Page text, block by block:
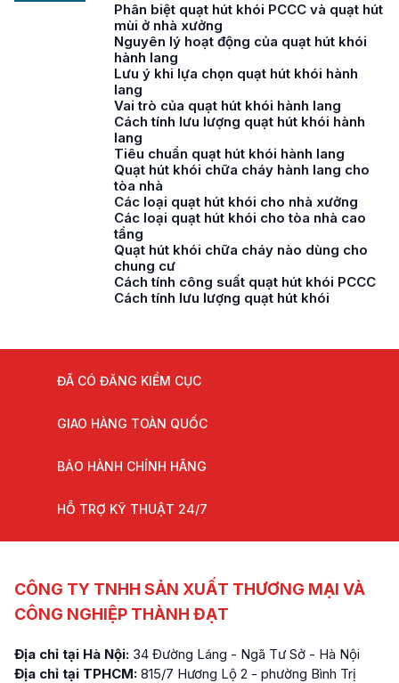
Phân biệt quạt hút khói PCCC và quạt hút
mùi ở nhà xưởng
Nguyên lý hoạt động của quạt hút khói
hành lang
Lưu ý khi lựa chọn quạt hút khói hành
lang
Vai trò của quạt hút khói hành lang
Cách tính lưu lượng quạt hút khói hành
lang
Tiêu chuẩn quạt hút khói hành lang
Quạt hút khói chữa cháy hành lang cho
tòa nhà
Các loại quạt hút khói cho nhà xưởng
Các loại quạt hút khói cho tòa nhà cao
tầng
Quạt hút khói chữa cháy nào dùng cho
chung cư
Cách tính công suất quạt hút khói PCCC
Cách tính lưu lượng quạt hút khói
ĐÃ CÓ ĐĂNG KIỂM CỤC
GIAO HÀNG TOÀN QUỐC
BẢO HÀNH CHÍNH HÃNG
HỖ TRỢ KỸ THUẬT 24/7
CÔNG TY TNHH SẢN XUẤT THƯƠNG MẠI VÀ
CÔNG NGHIỆP THÀNH ĐẠT
Địa chỉ tại Hà Nội: 34 Đường Láng - Ngã Tư Sở - Hà Nội
Địa chỉ tại TPHCM: 815/7 Hương Lộ 2 - phường Bình Trị